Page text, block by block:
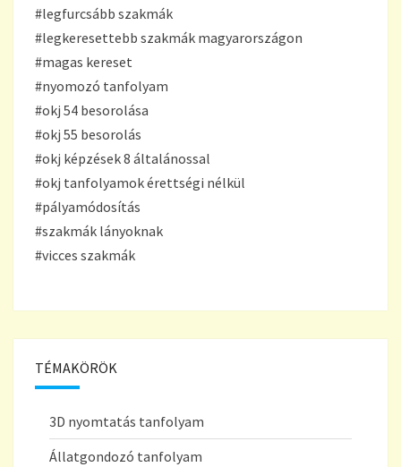
#legfurcsább szakmák
#legkeresettebb szakmák magyarországon
#magas kereset
#nyomozó tanfolyam
#okj 54 besorolása
#okj 55 besorolás
#okj képzések 8 általánossal
#okj tanfolyamok érettségi nélkül
#pályamódosítás
#szakmák lányoknak
#vicces szakmák
TÉMAKÖRÖK
3D nyomtatás tanfolyam
Állatgondozó tanfolyam